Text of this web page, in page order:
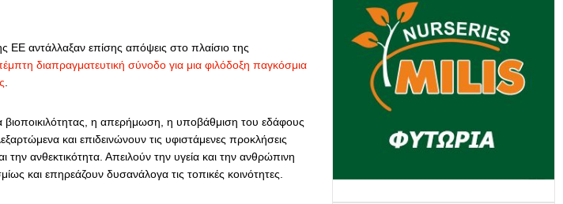
ΕΕ αντάλλαξαν επίσης απόψεις στο πλαίσιο της
διαπραγματευτική σύνοδο για μια φιλόδοξη παγκόσμια
βιοποικιλότητας, η απερήμωση, η υποβάθμιση του εδάφους
και επιδεινώνουν τις υφιστάμενες προκλήσεις
ανθεκτικότητα. Απειλούν την υγεία και την ανθρώπινη
και επηρεάζουν δυσανάλογα τις τοπικές κοινότητες.